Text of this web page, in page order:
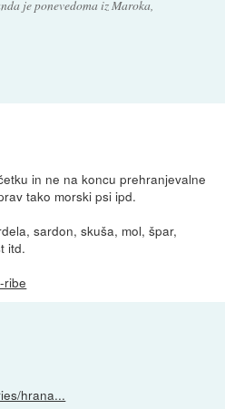
je ponevedoma iz Maroka,
in ne na koncu prehranjevalne
tako morski psi ipd.
sardon, skuša, mol, špar,
itd.
ribe
hrana...